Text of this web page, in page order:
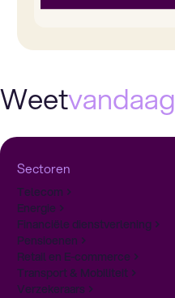
Weetvandaag
Sectoren
Telecom
Energie
Financiële dienstverlening
Pensioenen
Retail en E-commerce
Transport & Mobiliteit
Verzekeraars